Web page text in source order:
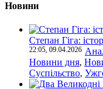
Новини
Степан Гіга:
22:05, 09.04.2026
Новини дня,
Суспільство,